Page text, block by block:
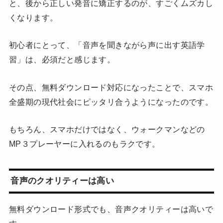
と、後から正しい発音に矯正するのが、すごくムズカし
くなります。
初心者にとって、「音声を聞きながら声に出す英語学
習」は、必須だと感じます。
その点、無料ダウンロード対応になったことで、スマホ
全盛期の現代社会にピッタリ合うようになったのです。
もちろん、スマホだけではなく、ウォークマンなどの
MP３プレーヤーに入れるのもラクです。
音声のクオリティーは高い
無料ダウンロード形式でも、音声クオリティーは高いで